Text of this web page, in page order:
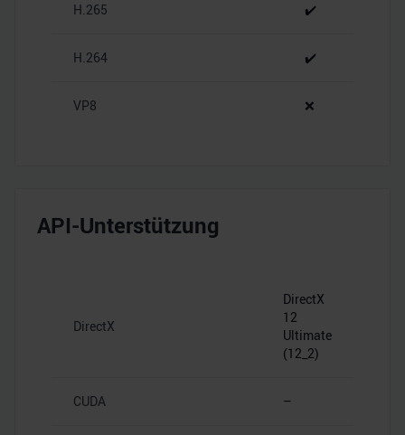
Verwendung unserer Website an unsere Partner für
Partner führen diese Informationen möglicherweise mit
haben oder die sie im Rahmen Ihrer Nutzung der Dienste
H.265 ✔️
H.264 ✔️
VP8 ❌
API-Unterstützung
DirectX
DirectX
12
Ultimate
(12_2)
CUDA –